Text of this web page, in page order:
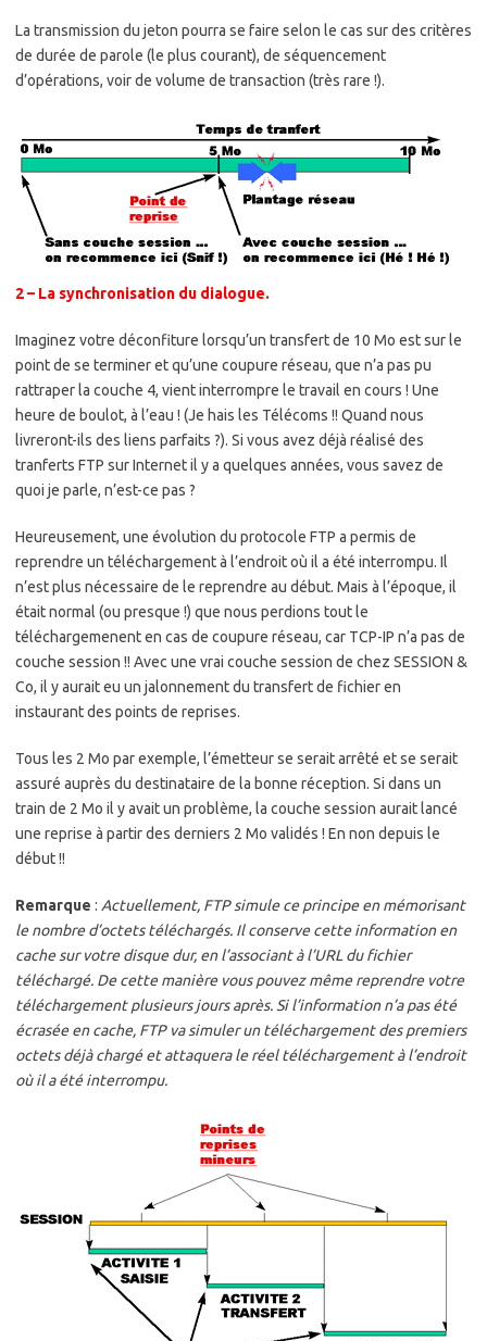
La transmission du jeton pourra se faire selon le cas sur des critères
de durée de parole (le plus courant), de séquencement
d’opérations, voir de volume de transaction (très rare !).
2 – La synchronisation du dialogue.
Imaginez votre déconfiture lorsqu’un transfert de 10 Mo est sur le
point de se terminer et qu’une coupure réseau, que n’a pas pu
rattraper la couche 4, vient interrompre le travail en cours ! Une
heure de boulot, à l’eau ! (Je hais les Télécoms !! Quand nous
livreront-ils des liens parfaits ?). Si vous avez déjà réalisé des
tranferts FTP sur Internet il y a quelques années, vous savez de
quoi je parle, n’est-ce pas ?
Heureusement, une évolution du protocole FTP a permis de
reprendre un téléchargement à l’endroit où il a été interrompu. Il
n’est plus nécessaire de le reprendre au début. Mais à l’époque, il
était normal (ou presque !) que nous perdions tout le
téléchargemenent en cas de coupure réseau, car TCP-IP n’a pas de
couche session !! Avec une vrai couche session de chez SESSION &
Co, il y aurait eu un jalonnement du transfert de fichier en
instaurant des points de reprises.
Tous les 2 Mo par exemple, l’émetteur se serait arrêté et se serait
assuré auprès du destinataire de la bonne réception. Si dans un
train de 2 Mo il y avait un problème, la couche session aurait lancé
une reprise à partir des derniers 2 Mo validés ! En non depuis le
début !!
Remarque : Actuellement, FTP simule ce principe en mémorisant
le nombre d’octets téléchargés. Il conserve cette information en
cache sur votre disque dur, en l’associant à l’URL du fichier
téléchargé. De cette manière vous pouvez même reprendre votre
téléchargement plusieurs jours après. Si l’information n’a pas été
écrasée en cache, FTP va simuler un téléchargement des premiers
octets déjà chargé et attaquera le réel téléchargement à l’endroit
où il a été interrompu.